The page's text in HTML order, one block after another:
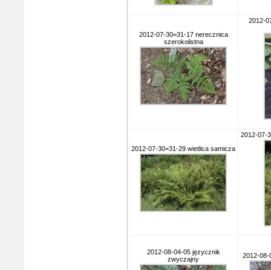
2012-07-30=31-17 nerecznica
szerokolistna
2012-
2012-07-30=31-29 wietlica samicza
2012-07-
2012-08-04-05 języcznik
zwyczajny
2012-08-